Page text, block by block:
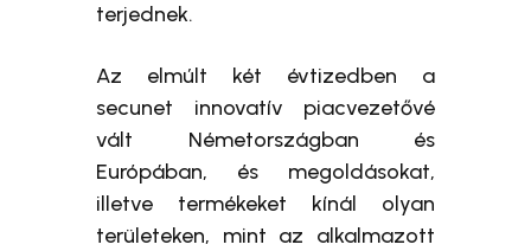
terjednek.
Az elmúlt két évtizedben a
secunet innovatív piacvezetővé
vált Németországban és
Európában, és megoldásokat,
illetve termékeket kínál olyan
területeken, mint az alkalmazott